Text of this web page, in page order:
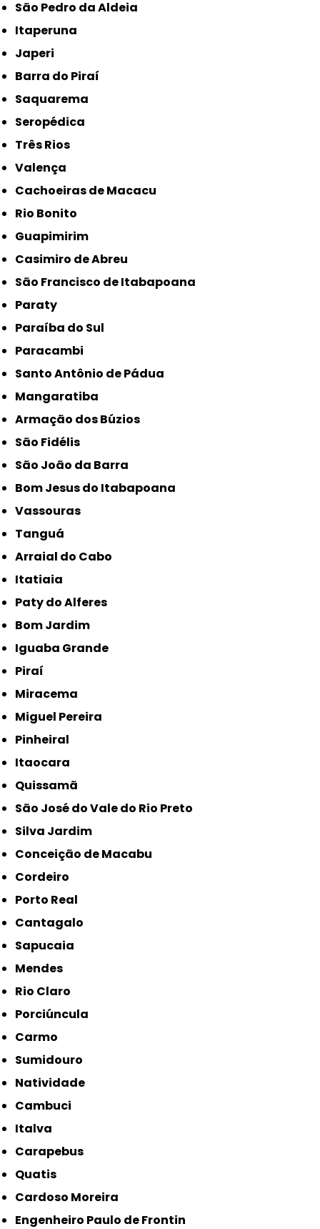
São Pedro da Aldeia
Itaperuna
Japeri
Barra do Piraí
Saquarema
Seropédica
Três Rios
Valença
Cachoeiras de Macacu
Rio Bonito
Guapimirim
Casimiro de Abreu
São Francisco de Itabapoana
Paraty
Paraíba do Sul
Paracambi
Santo Antônio de Pádua
Mangaratiba
Armação dos Búzios
São Fidélis
São João da Barra
Bom Jesus do Itabapoana
Vassouras
Tanguá
Arraial do Cabo
Itatiaia
Paty do Alferes
Bom Jardim
Iguaba Grande
Piraí
Miracema
Miguel Pereira
Pinheiral
Itaocara
Quissamã
São José do Vale do Rio Preto
Silva Jardim
Conceição de Macabu
Cordeiro
Porto Real
Cantagalo
Sapucaia
Mendes
Rio Claro
Porciúncula
Carmo
Sumidouro
Natividade
Cambuci
Italva
Carapebus
Quatis
Cardoso Moreira
Engenheiro Paulo de Frontin